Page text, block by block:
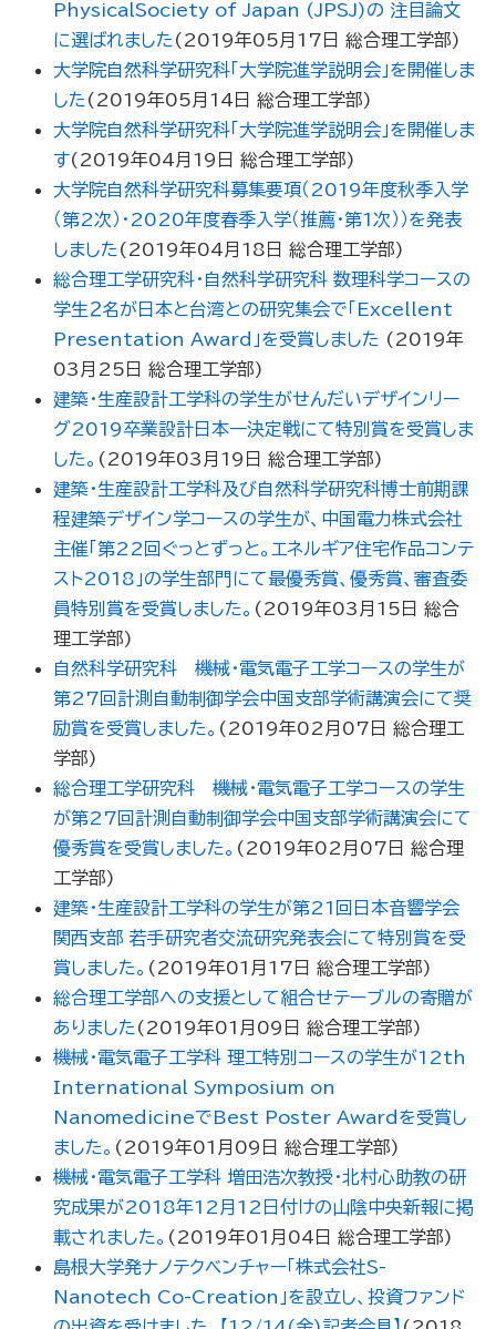
PhysicalSociety of Japan (JPSJ)の 注目論文
に選ばれました ( 2019年05月17日 総合理工学部)
大学院自然科学研究科「大学院進学説明会」を開催しま
した ( 2019年05月14日 総合理工学部)
大学院自然科学研究科「大学院進学説明会」を開催しま
す( 2019年04月19日 総合理工学部)
大学院自然科学研究科募集要項（2019年度秋季入学
（第2次）・2020年度春季入学（推薦・第1次））を発表
しました ( 2019年04月18日 総合理工学部)
総合理工学研究科・自然科学研究科 数理科学コースの
学生２名が日本と台湾との研究集会で「Excellent
Presentation Award」を受賞しました ( 2019年
03月25日 総合理工学部)
建築・生産設計工学科の学生がせんだいデザインリー
グ2019卒業設計日本一決定戦にて特別賞を受賞しま
した。 ( 2019年03月19日 総合理工学部)
建築・生産設計工学科及び自然科学研究科博士前期課
程建築デザイン学コースの学生が、中国電力株式会社
主催「第22回ぐっとずっと。エネルギア住宅作品コンテ
スト2018」の学生部門にて最優秀賞、優秀賞、審査委
員特別賞を受賞しました。 ( 2019年03月15日 総合
理工学部)
自然科学研究科 機械・電気電子工学コースの学生が
第27回計測自動制御学会中国支部学術講演会にて奨
励賞を受賞しました。 ( 2019年02月07日 総合理工
学部)
総合理工学研究科 機械・電気電子工学コースの学生
が第27回計測自動制御学会中国支部学術講演会にて
優秀賞を受賞しました。 ( 2019年02月07日 総合理
工学部)
建築・生産設計工学科の学生が第21回日本音響学会
関西支部 若手研究者交流研究発表会にて特別賞を受
賞しました。 ( 2019年01月17日 総合理工学部)
総合理工学部への支援として組合せテーブルの寄贈が
ありました ( 2019年01月09日 総合理工学部)
機械・電気電子工学科 理工特別コースの学生が12th
International Symposium on
NanomedicineでBest Poster Awardを受賞し
ました。 ( 2019年01月09日 総合理工学部)
機械・電気電子工学科 増田浩次教授・北村心助教の研
究成果が2018年12月12日付けの山陰中央新報に掲
載されました。 ( 2019年01月04日 総合理工学部)
島根大学発ナノテクベンチャー「株式会社S-
Nanotech Co-Creation」を設立し、投資ファンド